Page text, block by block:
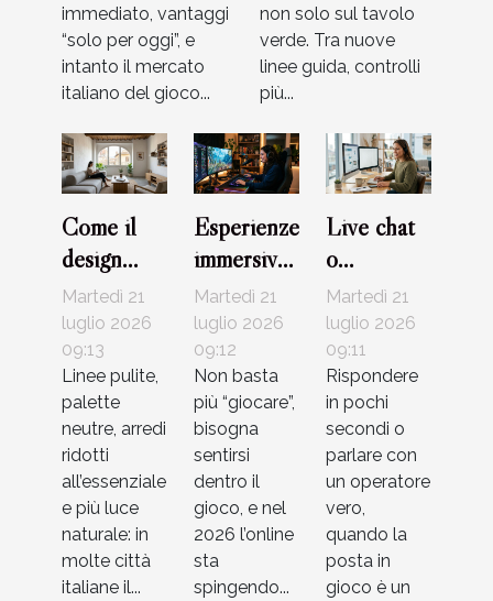
immediato, vantaggi
“solo per oggi”, e
intanto il mercato
italiano del gioco...
non solo sul tavolo
verde. Tra nuove
linee guida, controlli
più...
Come il
design
minimalista
sta
cambiando
l’estetica
delle case
italiane
Martedì 21
luglio 2026
09:13
Linee pulite,
palette
neutre, arredi
ridotti
all’essenziale
e più luce
naturale: in
molte città
italiane il...
Esperienze
immersive
nei giochi
online:
oltre le
semplici
regole
Martedì 21
luglio 2026
09:12
Non basta
più “giocare”,
bisogna
sentirsi
dentro il
gioco, e nel
2026 l’online
sta
spingendo...
Live chat
o
telefono?
Evoluzione
del
supporto
nei casinò
virtuali
Martedì 21
luglio 2026
09:11
Rispondere
in pochi
secondi o
parlare con
un operatore
vero,
quando la
posta in
gioco è un